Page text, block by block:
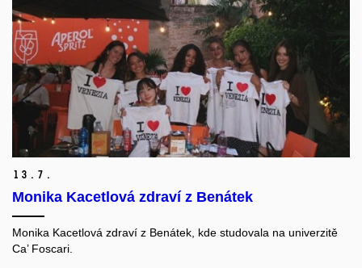
13. 7.
Monika Kacetlová zdraví z Benátek
Monika Kacetlová zdraví z Benátek, kde studovala na univerzitě
Ca’ Foscari.